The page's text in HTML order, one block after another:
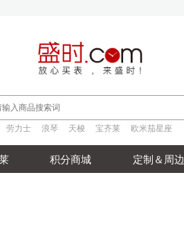
劳力士
浪琴
劳力士
浪琴 天梭 宝齐莱 欧米茄星座
积分商城 定制＆周边